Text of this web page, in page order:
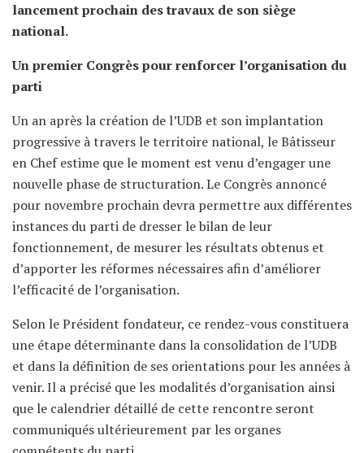
lancement prochain des travaux de son siège
national.
Un premier Congrès pour renforcer l’organisation du
parti
Un an après la création de l’UDB et son implantation
progressive à travers le territoire national, le Bâtisseur
en Chef estime que le moment est venu d’engager une
nouvelle phase de structuration. Le Congrès annoncé
pour novembre prochain devra permettre aux différentes
instances du parti de dresser le bilan de leur
fonctionnement, de mesurer les résultats obtenus et
d’apporter les réformes nécessaires afin d’améliorer
l’efficacité de l’organisation.
Selon le Président fondateur, ce rendez-vous constituera
une étape déterminante dans la consolidation de l’UDB
et dans la définition de ses orientations pour les années à
venir. Il a précisé que les modalités d’organisation ainsi
que le calendrier détaillé de cette rencontre seront
communiqués ultérieurement par les organes